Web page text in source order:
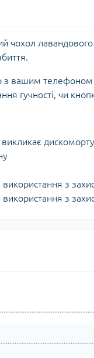
чохол
з вашим
гучності, чи
використання з
використання з